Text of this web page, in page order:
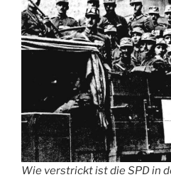
Wie verstrickt ist die SPD in